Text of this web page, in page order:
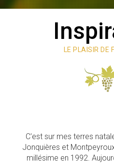
LE PLAISIR DE
C'est sur mes terres
Jonquières et
millésime en 1992.